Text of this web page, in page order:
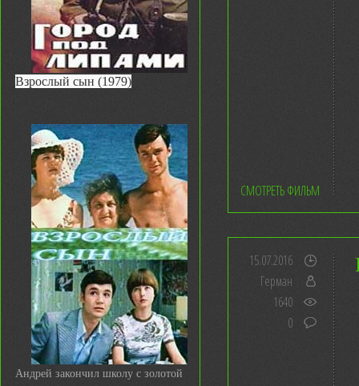
Взрослый сын (1979)
Андрей закончил школу с золотой
СМОТРЕТЬ ФИЛЬМ
15.07.2016
Герман
1640
0